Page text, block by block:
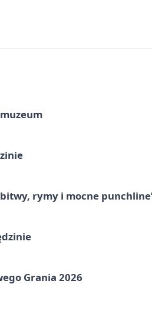
bitwy, rymy i mocne
Grania 2026